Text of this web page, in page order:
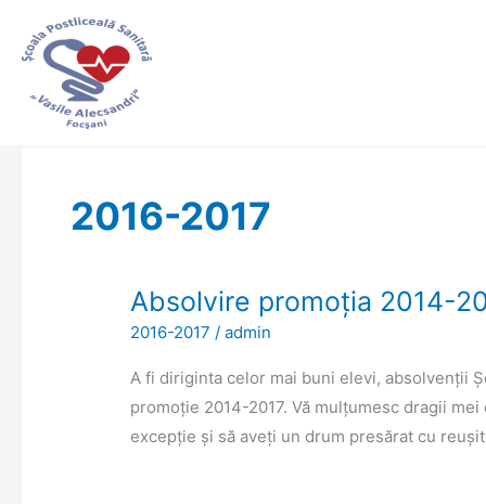
content
2016-2017
Absolvire promoția 2014-
2016-2017 /admin
A fi diriginta celor mai buni elevi, absolvenții
promoție 2014-2017. Vă mulțumesc dragii
excepție și să aveți un drum presărat cu
Absolvire
promoția
2017